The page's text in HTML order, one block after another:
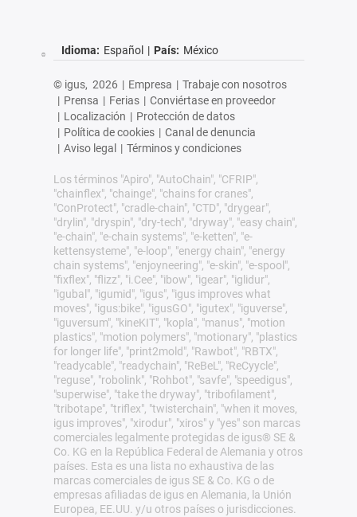
Idioma: Español | País: México
© igus, 2026 | Empresa | Trabaje con nosotros
| Prensa | Ferias | Conviértase en proveedor
| Localización | Protección de datos
| Política de cookies | Canal de denuncia
| Aviso legal | Términos y condiciones
Los términos "Apiro", "AutoChain", "CFRIP",
"chainflex", "chainge", "chains for cranes",
"ConProtect", "cradle-chain", "CTD", "drygear",
"drylin", "dryspin", "dry-tech", "dryway", "easy chain",
"e-chain", "e-chain systems", "e-ketten", "e-
kettensysteme", "e-loop", "energy chain", "energy
chain systems", "enjoyneering", "e-skin", "e-spool",
"fixflex", "flizz", "i.Cee", "ibow", "igear", "iglidur",
"igubal", "igumid", "igus", "igus improves what
moves", "igus:bike", "igusGO", "igutex", "iguverse",
"iguversum", "kineKIT", "kopla", "manus", "motion
plastics", "motion polymers", "motionary", "plastics
for longer life", "print2mold", "Rawbot", "RBTX",
"readycable", "readychain", "ReBeL", "ReCyycle",
"reguse", "robolink", "Rohbot", "savfe", "speedigus",
"superwise", "take the dryway", "tribofilament",
"tribotape", "triflex", "twisterchain", "when it moves,
igus improves", "xirodur", "xiros" y "yes" son marcas
comerciales legalmente protegidas de igus® SE &
Co. KG en la República Federal de Alemania y otros
países. Esta es una lista no exhaustiva de las
marcas comerciales de igus SE & Co. KG o de
empresas afiliadas de igus en Alemania, la Unión
Europea, EE.UU. y/u otros países o jurisdicciones.